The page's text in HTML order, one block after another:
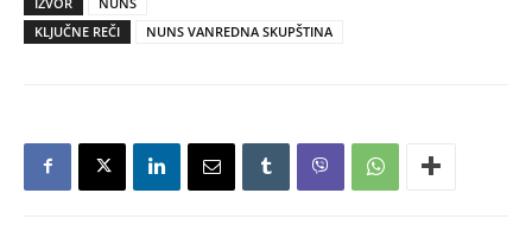
KLJUČNE REČI
NUNS VANREDNA SKUPŠTINA